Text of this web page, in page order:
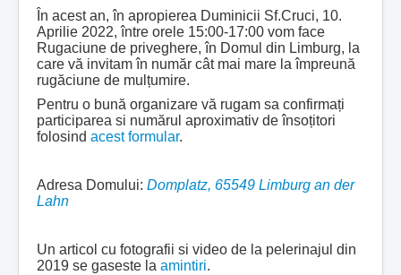
În acest an, în apropierea Duminicii Sf.Cruci, 10.
Aprilie 2022, între orele 15:00-17:00 vom face
Rugaciune de priveghere, în Domul din Limburg, la
care vă invitam în număr cât mai mare la împreună
rugăciune de mulțumire.
Pentru o bună organizare vă rugam sa confirmați
participarea si numărul aproximativ de însoțitori
folosind acest formular.
Adresa Domului: Domplatz, 65549 Limburg an der
Lahn
Un articol cu fotografii si video de la pelerinajul din
2019 se gaseste la amintiri.